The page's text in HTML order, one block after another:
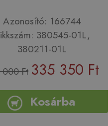
Azonosító: 166744
380545-01L,
380211-01L
Ft 335 350 Ft
Kosárba